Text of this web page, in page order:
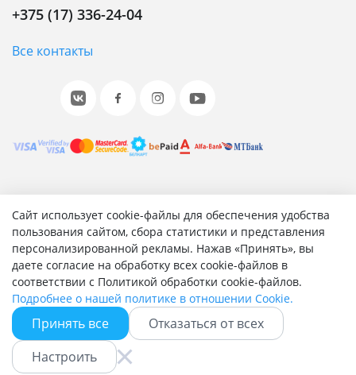
Сайт использует cookie-файлы для обеспечения удобства
пользования сайтом, сбора статистики и представления
персонализированной рекламы. Нажав «Принять», вы
даете согласие на обработку всех cookie-файлов в
соответствии с Политикой обработки cookie-файлов.
Подробнее о нашей политике в отношении Cookie.
Принять все
Отказаться от всех
Настроить
+375 (17) 336-24-04
Все контакты
© 2001-2026 «Битрикс», «1С-Битрикс». Работает на 1С-
Битрикс: Управление сайтом.
Согласие на обработку персональных данных
Отзыв согласия на обработку персональных данных
Политика обработки персональных данных
Соглашение об использовании сайта